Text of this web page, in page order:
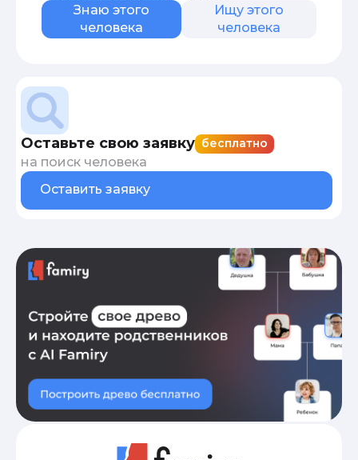
Знаю этого
человека
Ищу этого
человека
Оставьте свою заявку бесплатно
на поиск человека
Оставить заявку